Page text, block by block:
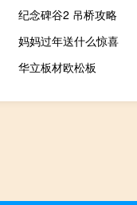
纪念碑谷2 吊桥攻略
妈妈过年送什么惊喜
华立板材欧松板